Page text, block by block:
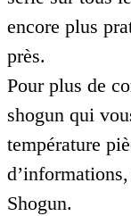
encore plus
près.
Pour plus de
shogun qui
température
Shogun.